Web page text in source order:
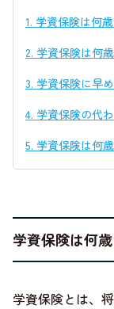
1. 学資保険は何
2. 学資保険は何
3. 学資保険に早
4. 学資保険の代
5. 学資保険は何
学資保険は何
学資保険とは、